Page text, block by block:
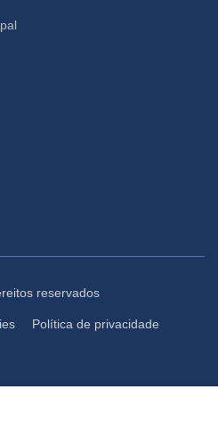
reservados
Política de privacidade